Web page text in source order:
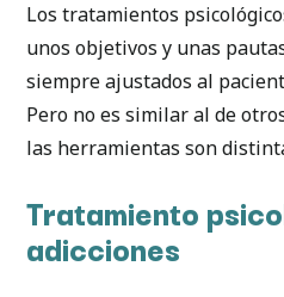
Los tratamientos
unos objetivos y unas
siempre ajustados al
Pero no es similar al de
las herramientas son
Tratamiento
adicciones